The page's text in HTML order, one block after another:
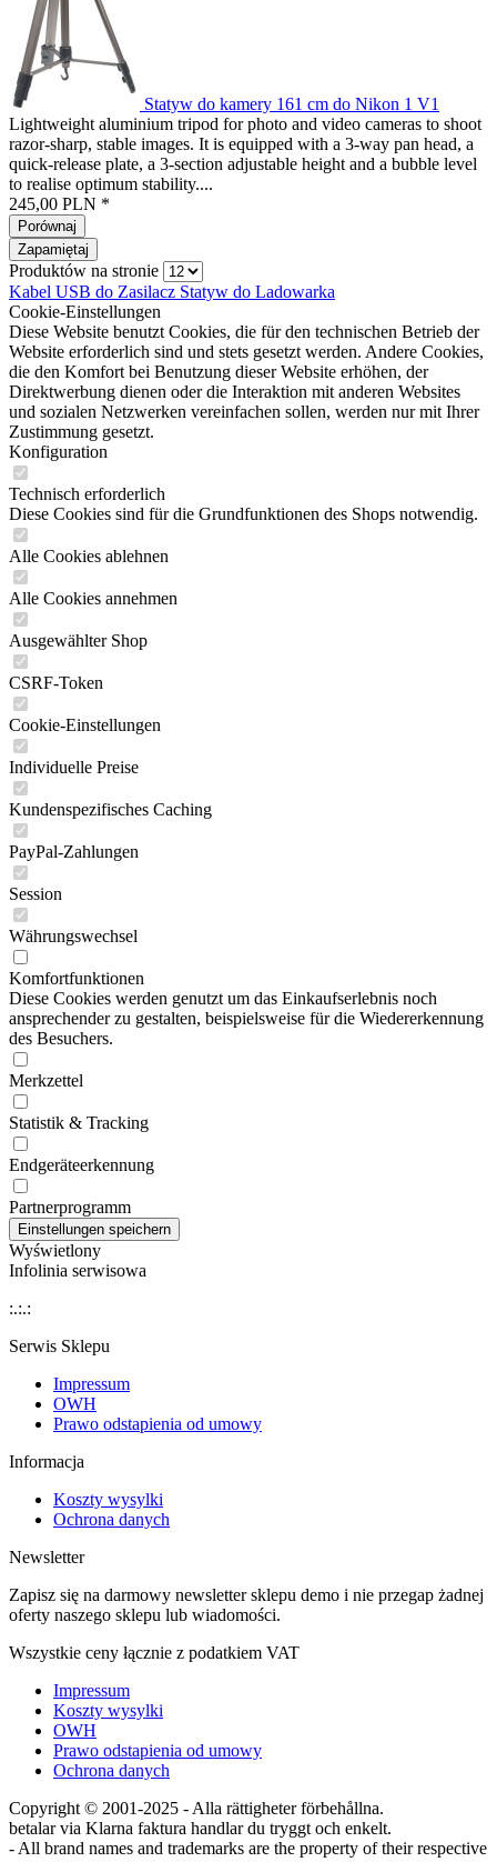
Statyw do kamery 161 cm do Nikon 1 V1
Lightweight aluminium tripod for photo and video cameras to shoot
razor-sharp, stable images. It is equipped with a 3-way pan head, a
quick-release plate, a 3-section adjustable height and a bubble level
to realise optimum stability....
245,00 PLN *
Porównaj
Zapamiętaj
Produktów na stronie
Kabel USB do Zasilacz Statyw do Ladowarka
Cookie-Einstellungen
Diese Website benutzt Cookies, die für den technischen Betrieb der
Website erforderlich sind und stets gesetzt werden. Andere Cookies,
die den Komfort bei Benutzung dieser Website erhöhen, der
Direktwerbung dienen oder die Interaktion mit anderen Websites
und sozialen Netzwerken vereinfachen sollen, werden nur mit Ihrer
Zustimmung gesetzt.
Konfiguration
Technisch erforderlich
Diese Cookies sind für die Grundfunktionen des Shops notwendig.
Alle Cookies ablehnen
Alle Cookies annehmen
Ausgewählter Shop
CSRF-Token
Cookie-Einstellungen
Individuelle Preise
Kundenspezifisches Caching
PayPal-Zahlungen
Session
Währungswechsel
Komfortfunktionen
Diese Cookies werden genutzt um das Einkaufserlebnis noch
ansprechender zu gestalten, beispielsweise für die Wiedererkennung
des Besuchers.
Merkzettel
Statistik & Tracking
Endgeräteerkennung
Partnerprogramm
Wyświetlony
Infolinia serwisowa
:.:.:
Serwis Sklepu
Impressum
OWH
Prawo odstapienia od umowy
Informacja
Koszty wysylki
Ochrona danych
Newsletter
Zapisz się na darmowy newsletter sklepu demo i nie przegap żadnej
oferty naszego sklepu lub wiadomości.
Wszystkie ceny łącznie z podatkiem VAT
Impressum
Koszty wysylki
OWH
Prawo odstapienia od umowy
Ochrona danych
Copyright © 2001-2025 - Alla rättigheter förbehållna.
betalar via Klarna faktura handlar du tryggt och enkelt.
- All brand names and trademarks are the property of their respective